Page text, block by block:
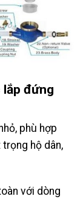
đứng
phù hợp
hộ dân,
với dòng